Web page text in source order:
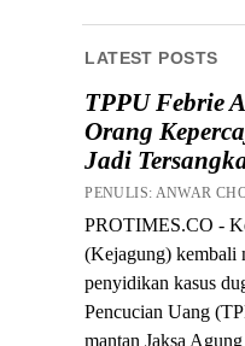
LATEST POSTS
TPPU Febrie
Orang
Jadi
PENULIS: ANWAR
PROTIMES.CO -
(Kejagung) kembali
penyidikan kasus
Pencucian Uang
mantan Jaksa